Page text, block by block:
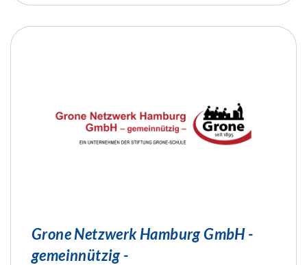
Grone Netzwerk Hamburg GmbH -
gemeinnützig -